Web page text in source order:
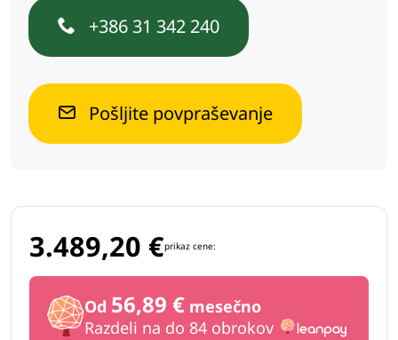
+386 31 342 240
Pošljite povpraševanje
3.489,20 €prikaz cene:
Od 56,89 € mesečno
Razdeli na do 84 obrokov